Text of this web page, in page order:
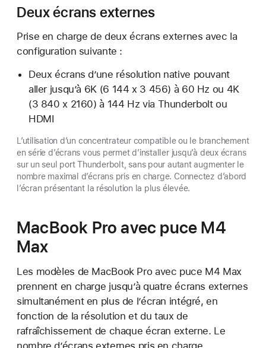
Deux écrans externes
Prise en charge de deux écrans externes avec la
configuration suivante :
Deux écrans d’une résolution native pouvant
aller jusqu’à 6K (6 144 x 3 456) à 60 Hz ou 4K
(3 840 x 2160) à 144 Hz via Thunderbolt ou
HDMI
L’utilisation d’un concentrateur compatible ou le branchement
en série d’écrans vous permet d’installer jusqu’à deux écrans
sur un seul port Thunderbolt, sans pour autant augmenter le
nombre maximal d’écrans pris en charge. Connectez d’abord
l’écran présentant la résolution la plus élevée.
MacBook Pro avec puce M4
Max
Les modèles de MacBook Pro avec puce M4 Max
prennent en charge jusqu’à quatre écrans externes
simultanément en plus de l’écran intégré, en
fonction de la résolution et du taux de
rafraîchissement de chaque écran externe. Le
nombre d’écrans externes pris en charge